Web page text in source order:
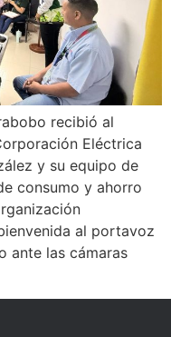
recibió al
Eléctrica
y su equipo de
consumo y ahorro
al portavoz
ante las cámaras